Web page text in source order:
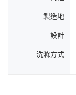
製造地
設計
洗滌方式